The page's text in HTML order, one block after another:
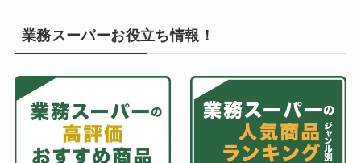
業務スーパーお役立ち情報！